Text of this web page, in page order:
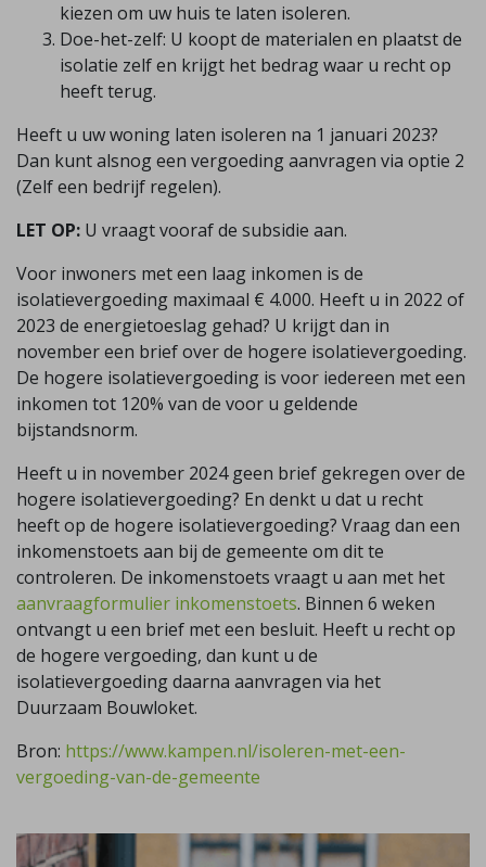
kiezen om uw huis te laten isoleren.
Doe-het-zelf: U koopt de materialen en plaatst de
isolatie zelf en krijgt het bedrag waar u recht op
heeft terug.
Heeft u uw woning laten isoleren na 1 januari 2023?
Dan kunt alsnog een vergoeding aanvragen via optie 2
(Zelf een bedrijf regelen).
LET OP: U vraagt vooraf de subsidie aan.
Voor inwoners met een laag inkomen is de
isolatievergoeding maximaal € 4.000. Heeft u in 2022 of
2023 de energietoeslag gehad? U krijgt dan in
november een brief over de hogere isolatievergoeding.
De hogere isolatievergoeding is voor iedereen met een
inkomen tot 120% van de voor u geldende
bijstandsnorm.
Heeft u in november 2024 geen brief gekregen over de
hogere isolatievergoeding? En denkt u dat u recht
heeft op de hogere isolatievergoeding? Vraag dan een
inkomenstoets aan bij de gemeente om dit te
controleren. De inkomenstoets vraagt u aan met het
aanvraagformulier inkomenstoets. Binnen 6 weken
ontvangt u een brief met een besluit. Heeft u recht op
de hogere vergoeding, dan kunt u de
isolatievergoeding daarna aanvragen via het
Duurzaam Bouwloket.
Bron: https://www.kampen.nl/isoleren-met-een-
vergoeding-van-de-gemeente